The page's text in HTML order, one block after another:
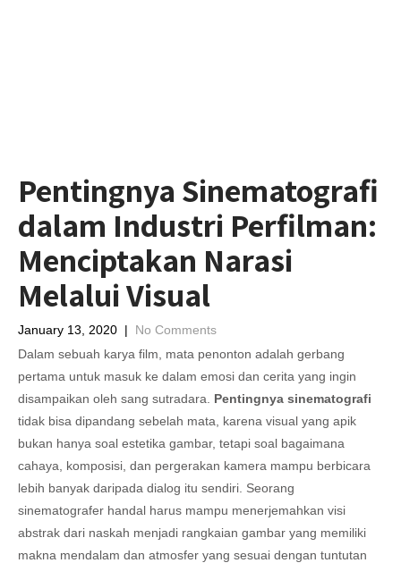
Pentingnya Sinematografi
dalam Industri Perfilman:
Menciptakan Narasi
Melalui Visual
January 13, 2020 | No Comments
Dalam sebuah karya film, mata penonton adalah gerbang
pertama untuk masuk ke dalam emosi dan cerita yang ingin
disampaikan oleh sang sutradara. Pentingnya sinematografi
tidak bisa dipandang sebelah mata, karena visual yang apik
bukan hanya soal estetika gambar, tetapi soal bagaimana
cahaya, komposisi, dan pergerakan kamera mampu berbicara
lebih banyak daripada dialog itu sendiri. Seorang
sinematografer handal harus mampu menerjemahkan visi
abstrak dari naskah menjadi rangkaian gambar yang memiliki
makna mendalam dan atmosfer yang sesuai dengan tuntutan